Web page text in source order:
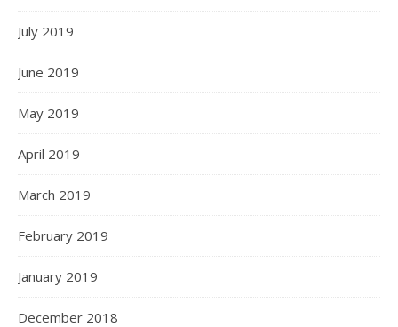
July 2019
June 2019
May 2019
April 2019
March 2019
February 2019
January 2019
December 2018